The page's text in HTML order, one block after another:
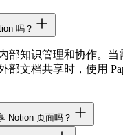
吗？
部知识管理和协作。当
部文档共享时，使用
Notion 页面吗？